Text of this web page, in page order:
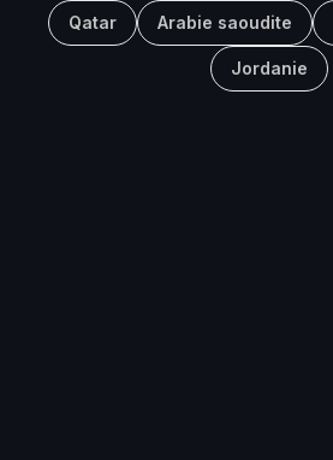
Qatar Arabie saoudite
Jordanie